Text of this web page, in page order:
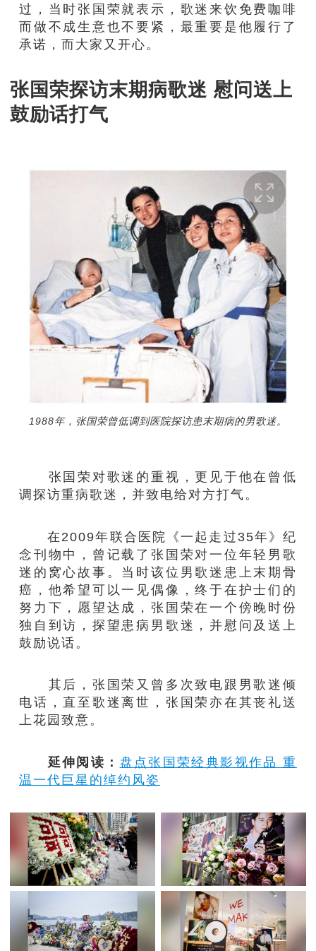
过，当时张国荣就表示，歌迷来饮免费咖啡
而做不成生意也不要紧，最重要是他履行了
承诺，而大家又开心。
张国荣探访末期病歌迷 慰问送上
鼓励话打气
1988年，张国荣曾低调到医院探访患末期病的男歌迷。
张国荣对歌迷的重视，更见于他在曾低
调探访重病歌迷，并致电给对方打气。
在2009年联合医院《一起走过35年》纪
念刊物中，曾记载了张国荣对一位年轻男歌
迷的窝心故事。当时该位男歌迷患上末期骨
癌，他希望可以一见偶像，终于在护士们的
努力下，愿望达成，张国荣在一个傍晚时份
独自到访，探望患病男歌迷，并慰问及送上
鼓励说话。
其后，张国荣又曾多次致电跟男歌迷倾
电话，直至歌迷离世，张国荣亦在其丧礼送
上花园致意。
延伸阅读： 盘点张国荣经典影视作品 重
温一代巨星的绰约风姿